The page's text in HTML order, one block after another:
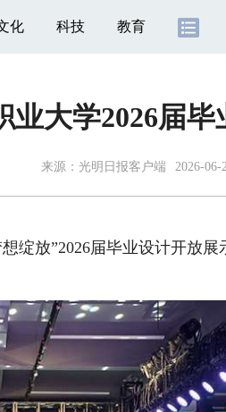
化 科技 教育
业大学2026届
来源： 光明日报客户端 2026-06-
放”2026届毕业设计开放展